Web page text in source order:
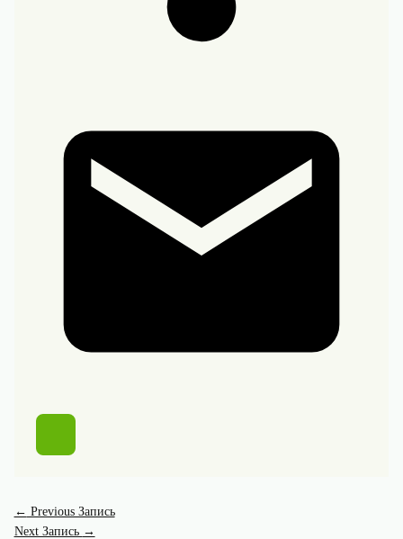
← Previous Запись
Next Запись →